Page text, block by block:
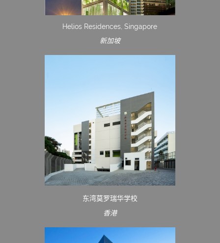
Helios Residences, Singapore
新加坡
东湾莫罗瑞华学校
香港